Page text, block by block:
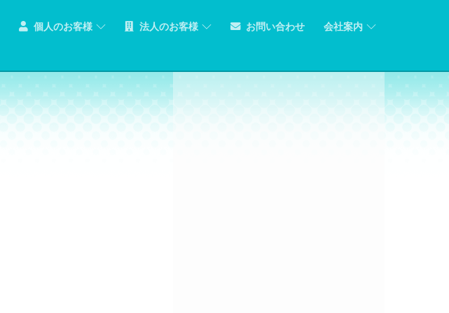
個人のお客様 法人のお客様 お問い合わせ 会社案内